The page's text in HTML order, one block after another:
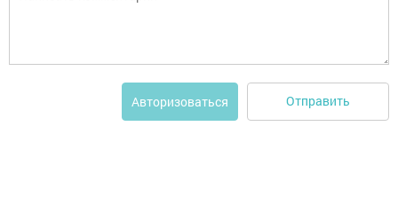
Авторизоваться Отправить